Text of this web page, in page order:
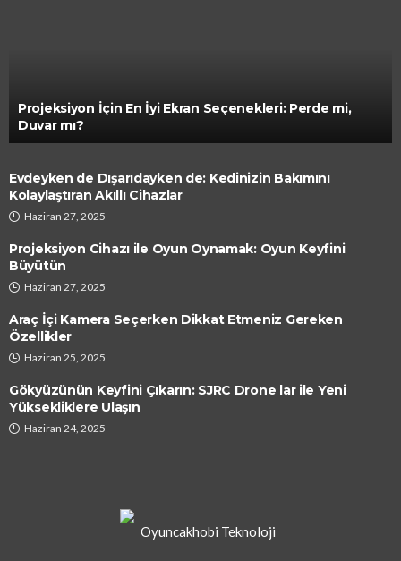
Projeksiyon İçin En İyi Ekran Seçenekleri: Perde mi,
Duvar mı?
Evdeyken de Dışarıdayken de: Kedinizin Bakımını
Kolaylaştıran Akıllı Cihazlar
Haziran 27, 2025
Projeksiyon Cihazı ile Oyun Oynamak: Oyun Keyfini
Büyütün
Haziran 27, 2025
Araç İçi Kamera Seçerken Dikkat Etmeniz Gereken
Özellikler
Haziran 25, 2025
Gökyüzünün Keyfini Çıkarın: SJRC Drone lar ile Yeni
Yüksekliklere Ulaşın
Haziran 24, 2025